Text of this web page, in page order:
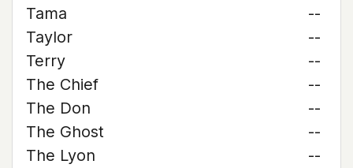
Tama
--
Taylor
--
Terry
--
The Chief
--
The Don
--
The Ghost
--
The Lyon
--